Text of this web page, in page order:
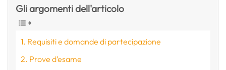
Gli argomenti dell'articolo
Requisiti e domande di partecipazione
Prove d’esame